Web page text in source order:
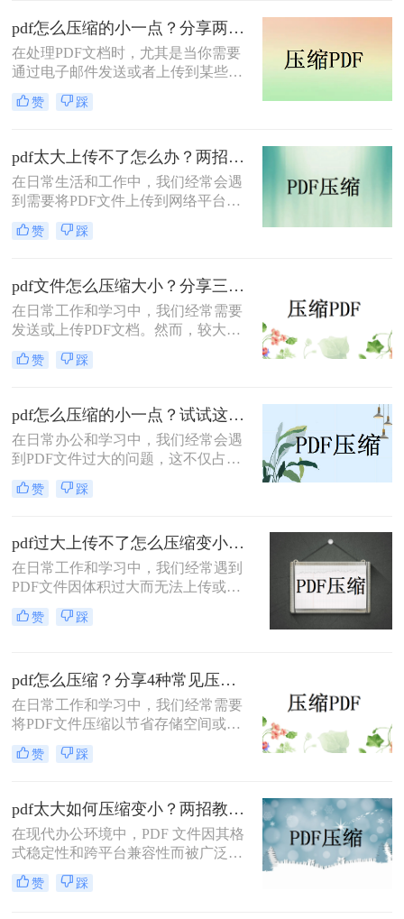
以内呢？本文将介绍两种常用的PDF
压缩方法。
pdf怎么压缩的小一点？分享两种实用压缩方法！
在处理PDF文档时，尤其是当你需要
通过电子邮件发送或者上传到某些对
文件大小有限制的平台时，压缩PDF
文件变得尤为重要。那么pdf怎么压缩
PDF压缩方法。
赞 踩
pdf太大上传不了怎么办？两招帮你解决！
在日常生活和工作中，我们经常会遇
到需要将PDF文件上传到网络平台或
发送给他人的情况。然而，有时PDF
文件过大，导致无法顺利上传或发
本文将介绍两种解决PDF文件过大无
法上传的方法，帮助你轻松应对这一
问题。
赞 踩
pdf文件怎么压缩大小？分享三种实用压缩方法！
在日常工作和学习中，我们经常需要
发送或上传PDF文档。然而，较大的
文件可能会导致传输缓慢或者无法满
足上传限制。那么pdf文件怎么压缩大
缩方法，帮助你轻松减小文件大小。
赞 踩
pdf怎么压缩的小一点？试试这三种实用压缩方法！
在日常办公和学习中，我们经常会遇
到PDF文件过大的问题，这不仅占用
了大量的存储空间，还影响了文件的
传输速度。那么pdf怎么压缩的小一点
绍三种实用的PDF压缩方法，帮助您
轻松将PDF文件压缩得更小。
赞 踩
pdf过大上传不了怎么压缩变小？快来试试这3种压缩方法！
在日常工作和学习中，我们经常遇到
PDF文件因体积过大而无法上传或分
享的情况。那么pdf过大上传不了怎么
压缩变小呢？为了帮助您轻松应对这
赞 踩
pdf怎么压缩？分享4种常见压缩方法！
在日常工作和学习中，我们经常需要
将PDF文件压缩以节省存储空间或加
快传输速度。那么pdf怎么压缩呢？本
文将介绍几种常见的PDF压缩方法。
赞 踩
pdf太大如何压缩变小？两招教你轻松压缩！
在现代办公环境中，PDF 文件因其格
式稳定性和跨平台兼容性而被广泛使
用。然而，当这些文件变得过大时，
它们不仅占用大量存储空间，而且在
赞 踩